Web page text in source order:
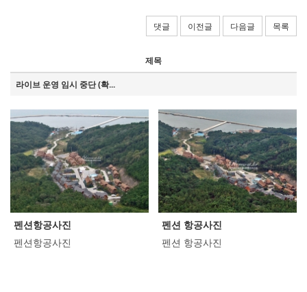
댓글 이전글 다음글 목록
제목
라이브 운영 임시 중단 (확...
펜션항공사진
펜션항공사진
펜션 항공사진
펜션 항공사진